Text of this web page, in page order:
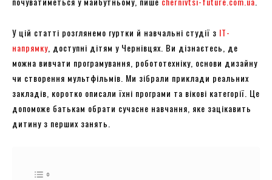
У цій статті розглянемо гуртки й навчальні студії з ІТ-
напрямку , доступні дітям у Чернівцях. Ви дізнаєтесь, де
можна вивчати програмування, робототехніку, основи дизайну
чи створення мультфільмів. Ми зібрали приклади реальних
закладів, коротко описали їхні програми та вікові категорії. Це
допоможе батькам обрати сучасне навчання, яке зацікавить
дитину з перших занять.